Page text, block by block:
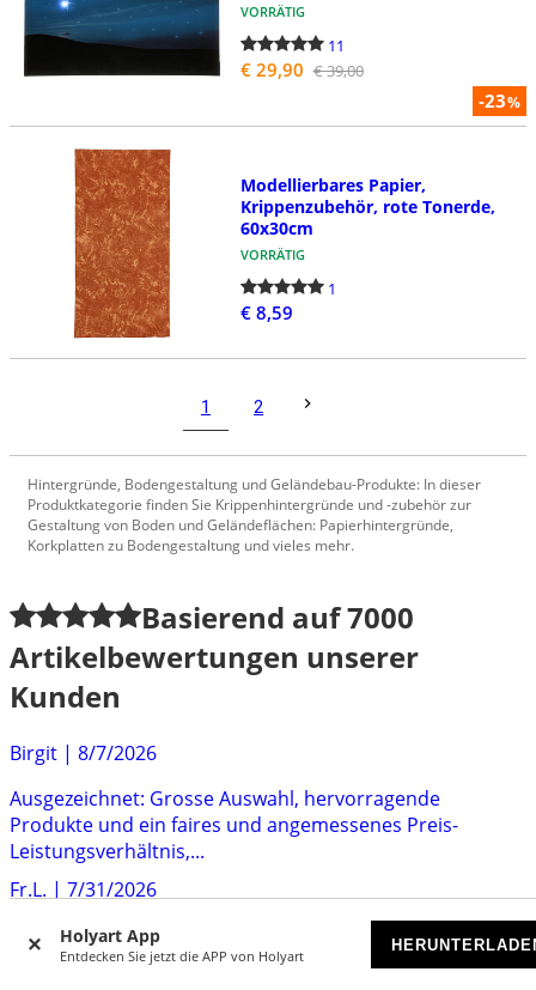
Holyart App
Entdecken Sie jetzt die APP von Holyart
-23%
VORRÄTIG
11
€ 29,90 € 39,00
Modellierbares Papier,
Krippenzubehör, rote Tonerde,
60x30cm
VORRÄTIG
1
€ 8,59
1 2
Hintergründe, Bodengestaltung und Geländebau-Produkte: In dieser
Produktkategorie finden Sie Krippenhintergründe und -zubehör zur
Gestaltung von Boden und Geländeflächen: Papierhintergründe,
Korkplatten zu Bodengestaltung und vieles mehr.
Basierend auf7000
Artikelbewertungen unserer
Kunden
Birgit | 8/7/2026
Ausgezeichnet: Grosse Auswahl, hervorragende
Produkte und ein faires und angemessenes Preis-
Leistungsverhältnis,...
Fr.L. | 7/31/2026
Alles bestens, habe schon öfter bestellt und alles immer
zur vollen Zufriedenheit ausgeführt.